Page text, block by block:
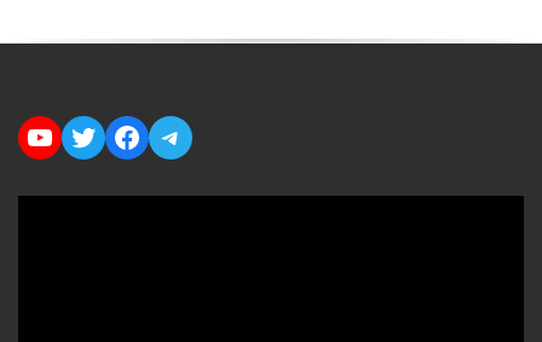
YouTube
TwitterFacebook
Telegram